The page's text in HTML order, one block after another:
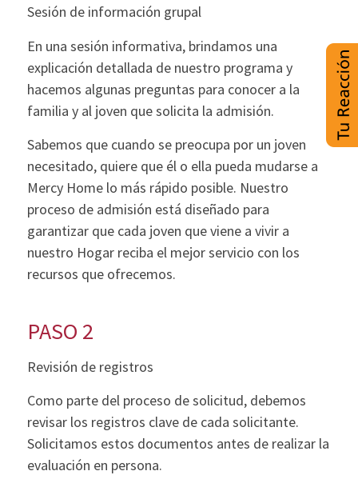
Sesión de información grupal
En una sesión informativa, brindamos una
explicación detallada de nuestro programa y
hacemos algunas preguntas para conocer a la
familia y al joven que solicita la admisión.
Sabemos que cuando se preocupa por un joven
necesitado, quiere que él o ella pueda mudarse a
Mercy Home lo más rápido posible. Nuestro
proceso de admisión está diseñado para
garantizar que cada joven que viene a vivir a
nuestro Hogar reciba el mejor servicio con los
recursos que ofrecemos.
PASO 2
Revisión de registros
Como parte del proceso de solicitud, debemos
revisar los registros clave de cada solicitante.
Solicitamos estos documentos antes de realizar la
evaluación en persona.